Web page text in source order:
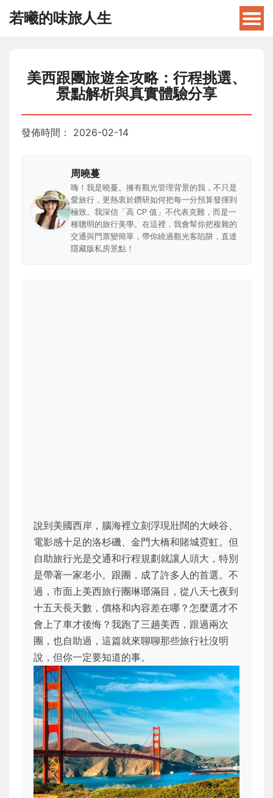
若曦的味旅人生
美西跟團旅遊全攻略：行程挑選、
景點解析與真實體驗分享
發佈時間： 2026-02-14
周曉蔓
嗨！我是曉蔓。擁有觀光管理背景的我，不只是
愛旅行，更熱衷於鑽研如何把每一分預算發揮到
極致。我深信「高 CP 值」不代表克難，而是一
種聰明的旅行美學。在這裡，我會幫你把複雜的
交通與門票變簡單，帶你繞過觀光客陷阱，直達
隱藏版私房景點！
說到美國西岸，腦海裡立刻浮現壯闊的大峽谷、
電影感十足的洛杉磯、金門大橋和賭城霓虹。但
自助旅行光是交通和行程規劃就讓人頭大，特別
是帶著一家老小。跟團，成了許多人的首選。不
過，市面上美西旅行團琳瑯滿目，從八天七夜到
十五天長天數，價格和內容差在哪？怎麼選才不
會上了車才後悔？我跑了三趟美西，跟過兩次
團，也自助過，這篇就來聊聊那些旅行社沒明
說，但你一定要知道的事。